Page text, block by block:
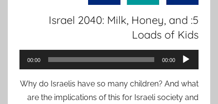
5: Israel 2040: Milk, Honey, and
Loads of Kids
אודיו
00:00
00:00
Why do Israelis have so many children? And what
are the implications of this for Israeli society and